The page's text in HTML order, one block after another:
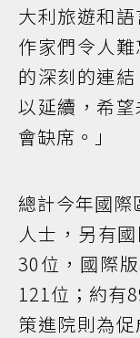
大利旅遊和
作家們令人
的深刻的連
以延續，希
會缺席。」
總計今年國
人士，另有
30位，國際
121位；約有
策進院則為